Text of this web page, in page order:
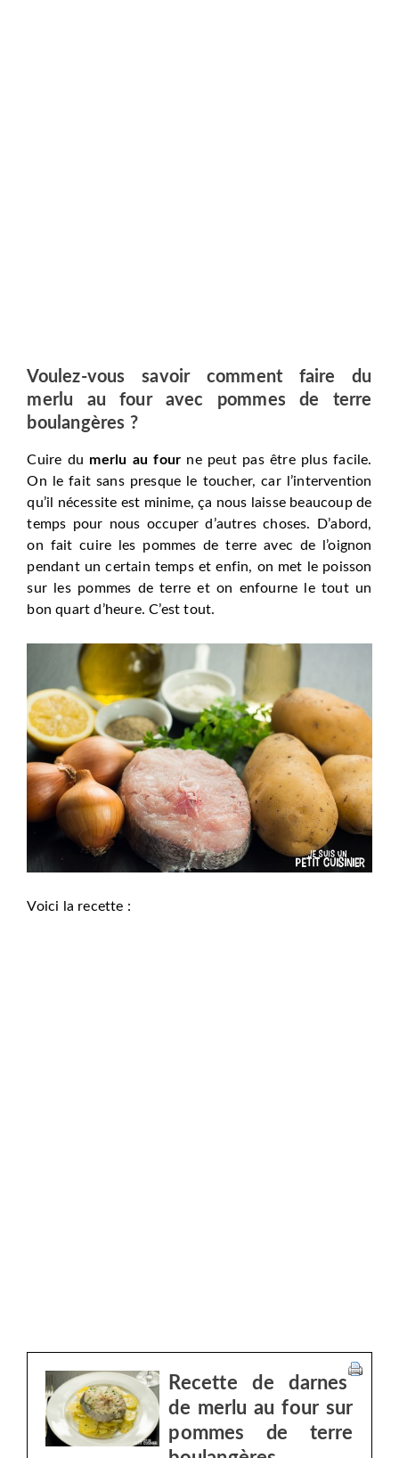
Voulez-vous savoir comment faire du
merlu au four avec pommes de terre
boulangères ?
Cuire du merlu au four ne peut pas être plus facile.
On le fait sans presque le toucher, car l’intervention
qu’il nécessite est minime, ça nous laisse beaucoup de
temps pour nous occuper d’autres choses. D’abord,
on fait cuire les pommes de terre avec de l’oignon
pendant un certain temps et enfin, on met le poisson
sur les pommes de terre et on enfourne le tout un
bon quart d’heure. C’est tout.
Voici la recette :
Recette de darnes
de merlu au four sur
pommes de terre